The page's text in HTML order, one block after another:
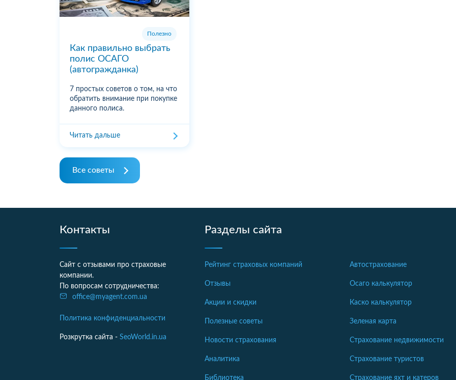
Полезно
Как правильно выбрать
полис ОСАГО
(автогражданка)
7 простых советов о том, на что
обратить внимание при покупке
данного полиса.
Читать дальше
Все советы
Контакты
Сайт с отзывами про страховые
компании.
По вопросам сотрудничества:
office@myagent.com.ua
Политика конфиденциальности
Розкрутка сайта - SeoWorld.in.ua
Разделы сайта
Рейтинг страховых компаний
Отзывы
Акции и скидки
Полезные советы
Новости страхования
Аналитика
Библиотека
Автострахование
Осаго калькулятор
Каско калькулятор
Зеленая карта
Страхование недвижимости
Страхование туристов
Страхование яхт и катеров